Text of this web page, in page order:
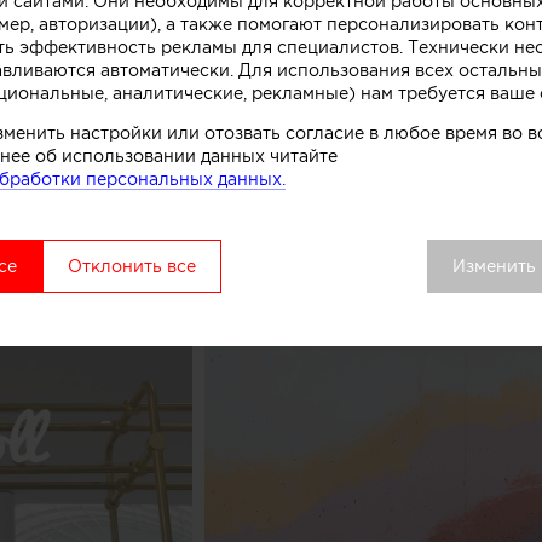
бетона. Логотип магазина мороженого
символизирующих систему охлаждения в автоматах
точки выделяется среди других объектов
сосредоточить внимание покупателей как на
процессе, в основе которого перемешивание слоев
рассказывают авторы этого небольшого
авторизации), а также помогают персонализировать
эффективность рекламы для специалистов. Технически
автоматически. Для использования всех
аналитические, рекламные) нам требуется ваше
настройки или отозвать согласие в любое время во
об использовании данных читайте
персональных данных.
Отклонить все Изменить